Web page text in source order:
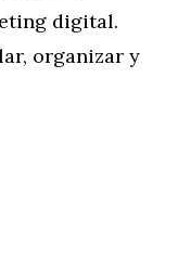
digital.
organizar y